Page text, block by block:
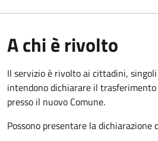
A chi è rivolto
Il servizio è rivolto ai cittadini,
intendono dichiarare il
presso il nuovo Comune.
Possono presentare la dichiarazione